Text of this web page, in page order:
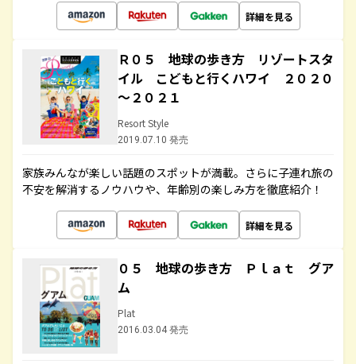
詳細を見る
Ｒ０５ 地球の歩き方 リゾートスタ
イル こどもと行くハワイ ２０２０
～２０２１
Resort Style
2019.07.10 発売
家族みんなが楽しい話題のスポットが満載。さらに子連れ旅の
不安を解消するノウハウや、年齢別の楽しみ方を徹底紹介！
詳細を見る
０５ 地球の歩き方 Ｐｌａｔ グア
ム
Plat
2016.03.04 発売